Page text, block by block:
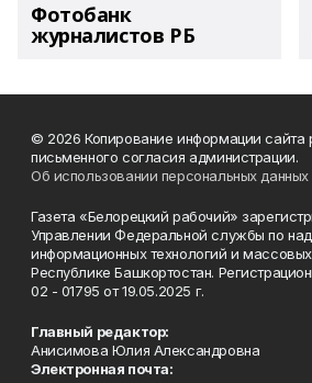
Фотобанк
журналистов РБ
© 2026 Копирование информации сайта
письменного согласия администрации.
Об использовании персональных данных
Газета «Белорецкий рабочий»
Управлении Федеральной службы по
информационных технологий и
Республике Башкортостан.
02 - 01795 от 19.05.2025 г.
Главный редактор:
Анисимова Юлия Александровна
Электронная почта: